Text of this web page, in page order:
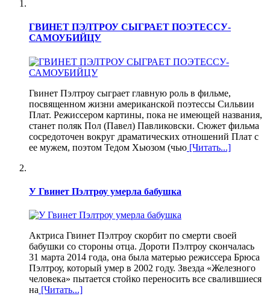
ГВИНЕТ ПЭЛТРОУ СЫГРАЕТ ПОЭТЕССУ-
САМОУБИЙЦУ
Гвинет Пэлтроу сыграет главную роль в фильме,
посвященном жизни американской поэтессы Сильвии
Плат. Режиссером картины, пока не имеющей названия,
станет поляк Пол (Павел) Павликовски. Сюжет фильма
сосредоточен вокруг драматических отношений Плат с
ее мужем, поэтом Тедом Хьюзом (чью [Читать...]
У Гвинет Пэлтроу умерла бабушка
Актриса Гвинет Пэлтроу скорбит по смерти своей
бабушки со стороны отца. Дороти Пэлтроу скончалась
31 марта 2014 года, она была матерью режиссера Брюса
Пэлтроу, который умер в 2002 году. Звезда «Железного
человека» пытается стойко переносить все свалившиеся
на [Читать...]